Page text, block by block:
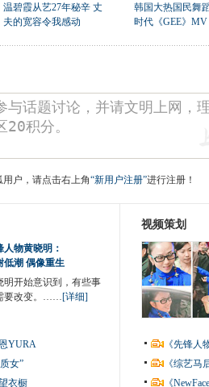
温碧霞从艺27年秘辛 丈
夫的宽容令我感动
韩国大热国民舞
时代《GEE》MV
户，请点击右上角“新用户注册”进行注册！
人物黄晓明：
低潮 偶像重生
明开始意识到，有些事
要改变。……[详细]
YURA
女”
衣橱
视频策划
《先锋
《综艺
《